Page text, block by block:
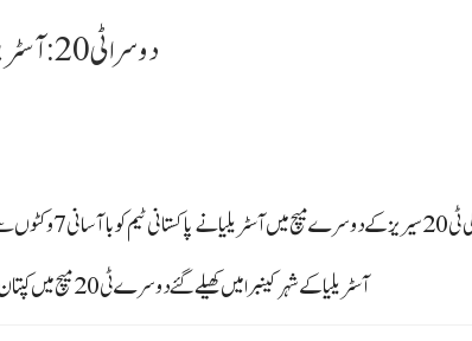
دوسرا ٹی20: آسٹریلیا نے پاکستان کو 7 وکٹوں سے شکست دے دی
کرلیا۔
آسٹریلیا کے شہر کینبرا میں کھیلے گئے دوسرے ٹی 20میچ میں کپتان بابر اعظم نے ٹاس جیت کر آسٹریلیا کے خلاف بیٹنگ کا فیصلہ کیا۔